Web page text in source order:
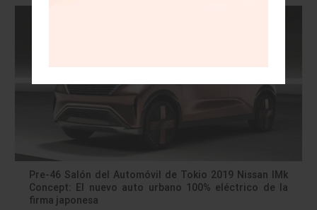
Pre-46 Salón del Automóvil de Tokio 2019 Nissan IMk
Concept: El nuevo auto urbano 100% eléctrico de la
firma japonesa